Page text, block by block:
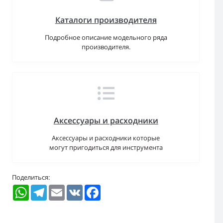
Каталоги производителя
Подробное описание модельного ряда
производителя.
Аксессуары и расходники
Аксессуары и расходники которые
могут пригодиться для инструмента
Поделиться:
WhatsAppTelegramEmail VK